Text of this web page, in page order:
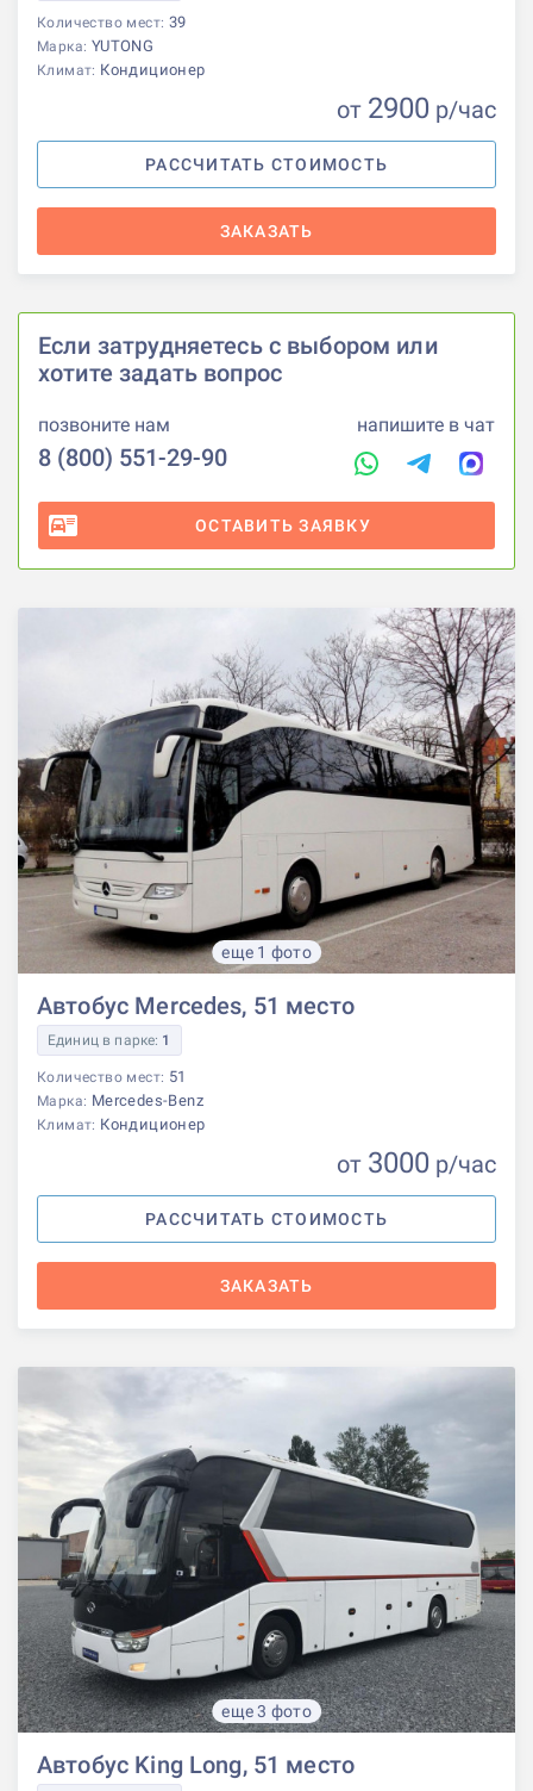
Количество мест: 39
Марка: YUTONG
Климат: Кондиционер
от 2900 р/час
РАССЧИТАТЬ СТОИМОСТЬ
ЗАКАЗАТЬ
еще 1 фото
Автобус Mercedes, 51 место
Единиц в парке: 1
Количество мест: 51
Марка: Mercedes-Benz
Климат: Кондиционер
от 3000 р/час
РАССЧИТАТЬ СТОИМОСТЬ
ЗАКАЗАТЬ
еще 3 фото
Автобус King Long, 51 место
Если затрудняетесь с выбором или
хотите задать вопрос
позвоните нам
8 (800) 551-29-90
напишите в чат
ОСТАВИТЬ ЗАЯВКУ